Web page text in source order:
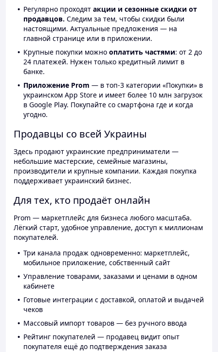
Регулярно проходят акции и сезонные скидки от
продавцов. Следим за тем, чтобы скидки были
настоящими. Актуальные предложения — на
главной странице или в приложении.
Крупные покупки можно оплатить частями: от 2 до
24 платежей. Нужен только кредитный лимит в
банке.
Приложение Prom — в топ-3 категории «Покупки» в
украинском App Store и имеет более 10 млн загрузок
в Google Play. Покупайте со смартфона где и когда
угодно.
Продавцы со всей Украины
Здесь продают украинские предприниматели —
небольшие мастерские, семейные магазины,
производители и крупные компании. Каждая покупка
поддерживает украинский бизнес.
Для тех, кто продаёт онлайн
Prom — маркетплейс для бизнеса любого масштаба.
Лёгкий старт, удобное управление, доступ к миллионам
покупателей.
Три канала продаж одновременно: маркетплейс,
мобильное приложение, собственный сайт
Управление товарами, заказами и ценами в одном
кабинете
Готовые интеграции с доставкой, оплатой и выдачей
чеков
Массовый импорт товаров — без ручного ввода
Рейтинг покупателей — продавец видит опыт
покупателя ещё до подтверждения заказа